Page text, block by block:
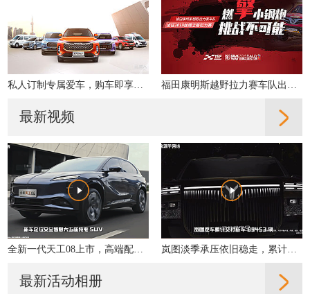
最新视频
全新一代天工08上市，高端配置大众化，重新定义性价比 岚图淡季承压依旧稳走，累计交付同比增31%
最新活动相册